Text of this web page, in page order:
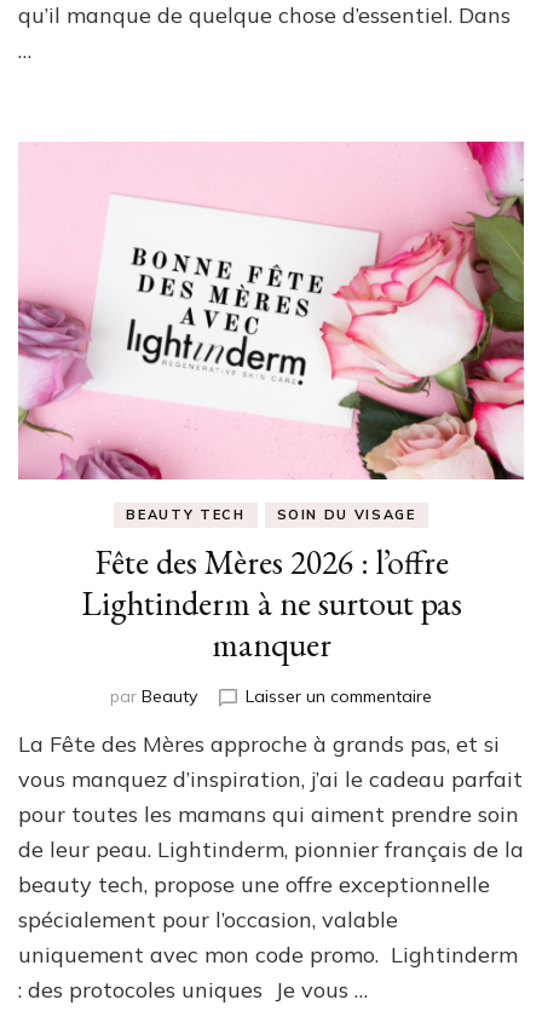
qu’il manque de quelque chose d’essentiel. Dans
…
BEAUTY TECH SOIN DU VISAGE
Fête des Mères 2026 : l’offre
Lightinderm à ne surtout pas
manquer
par Beauty Laisser un commentaire
des
Mères
2026
:
l’offre
Lightinderm
à
surtout
La Fête des Mères approche à grands pas, et si
vous manquez d’inspiration, j’ai le cadeau parfait
pour toutes les mamans qui aiment prendre soin
de leur peau. Lightinderm, pionnier français de la
beauty tech, propose une offre exceptionnelle
spécialement pour l’occasion, valable
uniquement avec mon code promo. Lightinderm
: des protocoles uniques Je vous …